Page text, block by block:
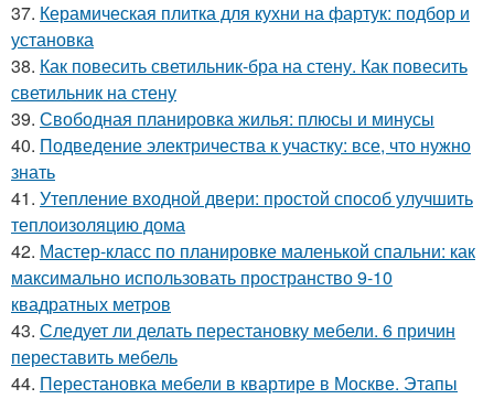
37. Керамическая плитка для кухни на фартук: подбор и
установка
38. Как повесить светильник-бра на стену. Как повесить
светильник на стену
39. Свободная планировка жилья: плюсы и минусы
40. Подведение электричества к участку: все, что нужно
знать
41. Утепление входной двери: простой способ улучшить
теплоизоляцию дома
42. Мастер-класс по планировке маленькой спальни: как
максимально использовать пространство 9-10
квадратных метров
43. Следует ли делать перестановку мебели. 6 причин
переставить мебель
44. Перестановка мебели в квартире в Москве. Этапы